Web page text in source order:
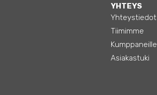
YHTEYS
Yhteystiedot
Tiimimme
Kumppaneille
Asiakastuki